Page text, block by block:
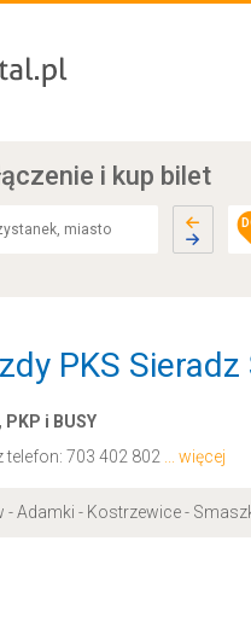
i kup bilet
PKS
i BUSY
telefon: 703 402 802 ... więcej
- Adamki - Kostrzewice -